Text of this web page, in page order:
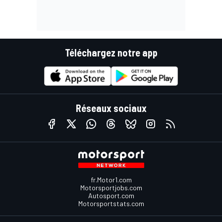
Téléchargez notre app
Réseaux sociaux
fr.Motor1.com
Motorsportjobs.com
Autosport.com
Motorsportstats.com